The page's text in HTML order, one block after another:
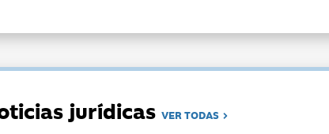
jurídicasVER TODAS